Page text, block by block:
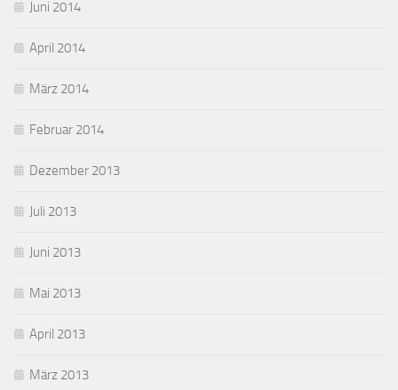
Juni 2014
April 2014
März 2014
Februar 2014
Dezember 2013
Juli 2013
Juni 2013
Mai 2013
April 2013
März 2013